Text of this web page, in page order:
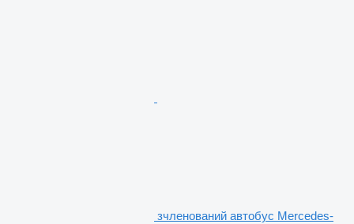
зчленований автобус Mercedes-